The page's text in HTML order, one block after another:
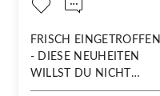
FRISCH EINGETROFFEN
- DIESE NEUHEITEN
WILLST DU NICHT
VERPASSEN!